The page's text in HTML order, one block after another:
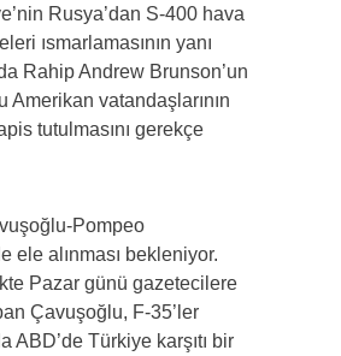
Rusya’dan S-400 hava
ısmarlamasının yanı
Rahip Andrew Brunson’un
Amerikan vatandaşlarının
tutulmasını gerekçe
Pompeo
ele alınması bekleniyor.
Pazar günü gazetecilere
Çavuşoğlu, F-35’ler
ABD’de Türkiye karşıtı bir